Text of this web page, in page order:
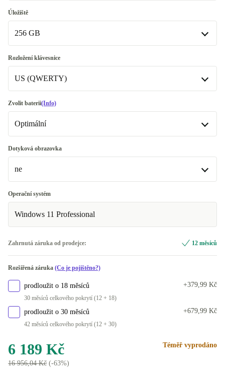
8.0 GB
16.0 GB +970 Kč
Úložiště
256 GB
256 GB
K dispozici v jiné konfiguraci
512 GB
2000 GB
Rozložení klávesnice
US (QWERTY)
US (QWERTY)
K dispozici v jiné konfiguraci
DE (QWERTZ)
NL (QWERTY)
ES (QWERTY)
PT (QWERTY)
Zvolit baterii(Info)
Optimální
Optimální
Nové +240 Kč
Dotyková obrazovka
ne
ne
K dispozici v jiné konfiguraci
ano
Operační systém
Windows 11 Professional
Zahrnutá záruka od prodejce: 12 měsíců
Rozšířená záruka (Co je pojištěno?)
prodloužit o 18 měsíců
30 měsíců celkového pokrytí (12 + 18)
+379,99 Kč
prodloužit o 30 měsíců
42 měsíců celkového pokrytí (12 + 30)
+679,99 Kč
6 189 Kč
16 956,04 Kč (-63%)
Téměř vyprodáno